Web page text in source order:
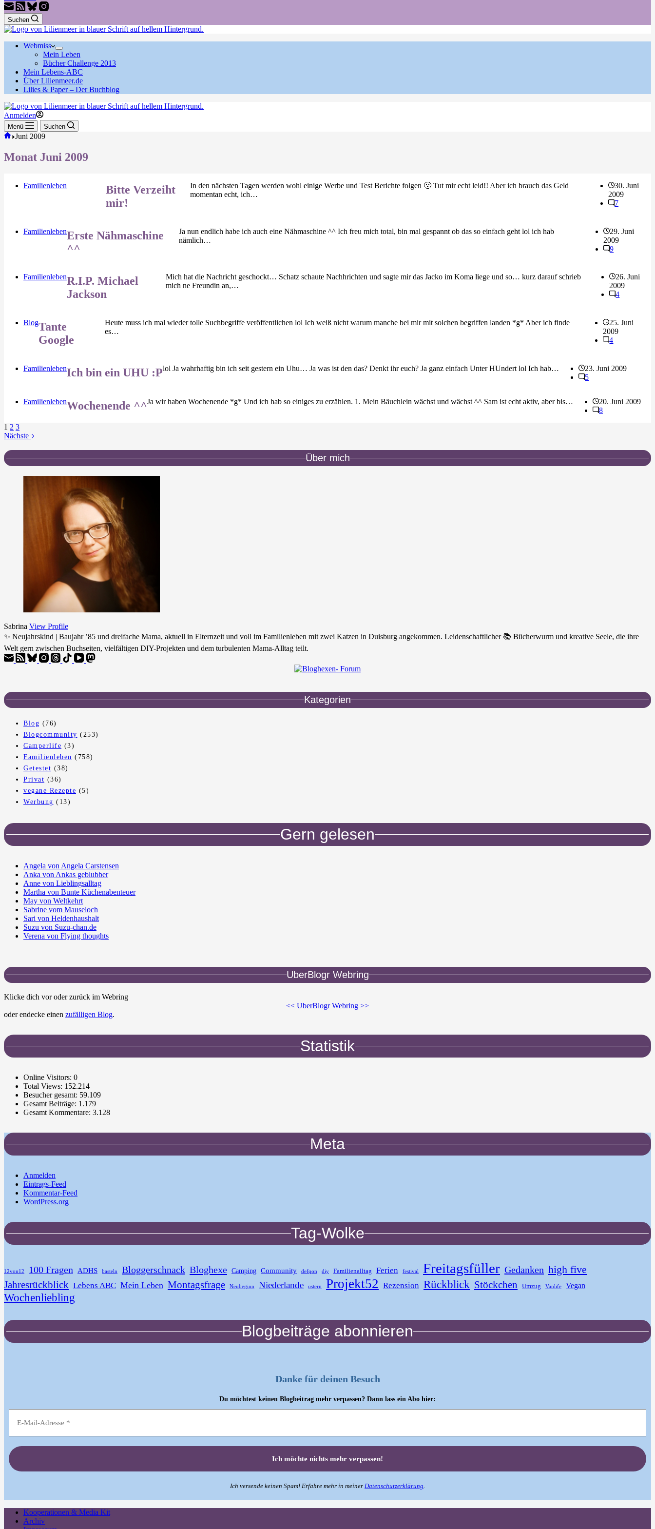
Suchen
Webmiss
Mein Leben
Bücher Challenge 2013
Mein Lebens-ABC
Über Lilienmeer.de
Lilies & Paper – Der Buchblog
Anmelden
Menü Suchen
Start
Juni 2009
Monat Juni 2009
Familienleben
Bitte Verzeiht
mir!
In den nächsten Tagen werden wohl einige Werbe und Test Berichte folgen 🙁 Tut mir echt leid!! Aber ich brauch das Geld
momentan echt, ich…
30. Juni
2009
7
FamilienlebenErste Nähmaschine
^^
Ja nun endlich habe ich auch eine Nähmaschine ^^ Ich freu mich total, bin mal gespannt ob das so einfach geht lol ich hab
nämlich…
29. Juni
2009
9
FamilienlebenR.I.P. Michael
Jackson
Mich hat die Nachricht geschockt… Schatz schaute Nachhrichten und sagte mir das Jacko im Koma liege und so… kurz darauf schrieb
mich ne Freundin an,…
26. Juni
2009
4
BlogTante
Google
Heute muss ich mal wieder tolle Suchbegriffe veröffentlichen lol Ich weiß nicht warum manche bei mir mit solchen begriffen landen *g* Aber ich finde
es…
25. Juni
2009
4
FamilienlebenIch bin ein UHU :Plol Ja wahrhaftig bin ich seit gestern ein Uhu… Ja was ist den das? Denkt ihr euch? Ja ganz einfach Unter HUndert lol Ich hab…
23. Juni 2009
5
FamilienlebenWochenende ^^Ja wir haben Wochenende *g* Und ich hab so einiges zu erzählen. 1. Mein Bäuchlein wächst und wächst ^^ Sam ist echt aktiv, aber bis…
20. Juni 2009
8
1 2 3
Nächste
Über mich
Sabrina View Profile
✨ Neujahrskind | Baujahr ’85 und dreifache Mama, aktuell in Elternzeit und voll im Familienleben mit zwei Katzen in Duisburg angekommen. Leidenschaftlicher 📚 Bücherwurm und kreative Seele, die ihre
Welt gern zwischen Buchseiten, vielfältigen DIY-Projekten und dem turbulenten Mama-Alltag teilt.
Kategorien
Blog (76)
Blogcommunity (253)
Camperlife (3)
Familienleben (758)
Getestet (38)
Privat (36)
vegane Rezepte (5)
Werbung (13)
Gern gelesen
Angela von Angela Carstensen
Anka von Ankas geblubber
Anne von Lieblingsalltag
Martha von Bunte Küchenabenteuer
May von Weltkehrt
Sabrine vom Mauseloch
Sari von Heldenhaushalt
Suzu von Suzu-chan.de
Verena von Flying thoughts
UberBlogr Webring
Klicke dich vor oder zurück im Webring
<< UberBlogr Webring >>
oder endecke einen zufälligen Blog.
Statistik
Online Visitors: 0
Total Views: 152.214
Besucher gesamt: 59.109
Gesamt Beiträge: 1.179
Gesamt Kommentare: 3.128
Meta
Anmelden
Eintrags-Feed
Kommentar-Feed
WordPress.org
Tag-Wolke
12von12 100 Fragen ADHS basteln Bloggerschnack Bloghexe Camping Community defqon diy Familienalltag Ferien festival Freitagsfüller Gedanken high five
Jahresrückblick Lebens ABC Mein Leben Montagsfrage Neubeginn Niederlande ostern Projekt52 Rezension Rückblick Stöckchen Umzug Vanlife Vegan
Wochenliebling
Blogbeiträge abonnieren
Danke für deinen Besuch
Du möchtest keinen Blogbeitrag mehr verpassen? Dann lass ein Abo hier:
Ich versende keinen Spam! Erfahre mehr in meiner Datenschutzerklärung.
Kooperationen & Media Kit
Archiv